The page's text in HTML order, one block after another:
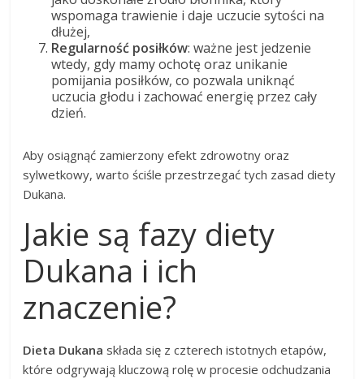
wspomaga trawienie i daje uczucie sytości na
dłużej,
Regularność posiłków: ważne jest jedzenie
wtedy, gdy mamy ochotę oraz unikanie
pomijania posiłków, co pozwala uniknąć
uczucia głodu i zachować energię przez cały
dzień.
Aby osiągnąć zamierzony efekt zdrowotny oraz
sylwetkowy, warto ściśle przestrzegać tych zasad diety
Dukana.
Jakie są fazy diety
Dukana i ich
znaczenie?
Dieta Dukana składa się z czterech istotnych etapów,
które odgrywają kluczową rolę w procesie odchudzania